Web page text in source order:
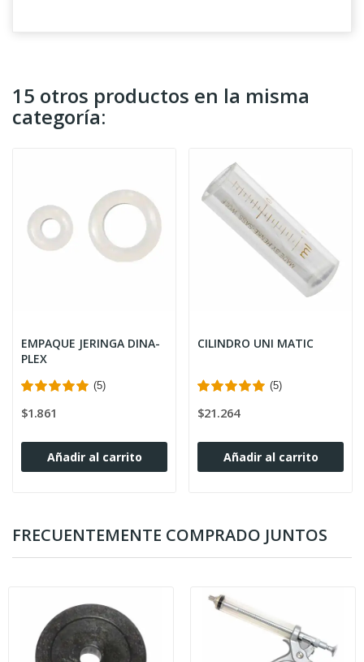
15 otros productos en la misma
categoría:
EMPAQUE JERINGA DINA-
PLEX
(5)
$1.861
Añadir al carrito
CILINDRO UNI MATIC
(5)
$21.264
Añadir al carrito
FRECUENTEMENTE COMPRADO JUNTOS